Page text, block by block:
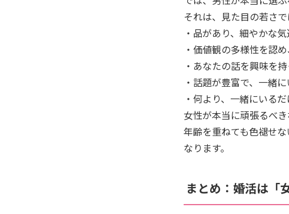
それは、見た目の若さ
・品があり、細やかな
・価値観の多様性を認
・あなたの話を興味を
・話題が豊富で、一緒
・何より、一緒にいる
女性が本当に頑張るべ
年齢を重ねても色褪せ
なります。
まとめ：婚活は「